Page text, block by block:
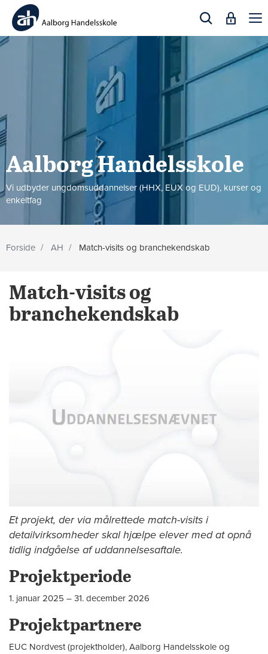
Aalborg Handels­skole
Vi udbyder ungdomsuddannelser (HHX, EUX og EUD), kurser og
enkeltfag
Forside AH Match-visits og branchekendskab
Match-visits og
branchekendskab
Et projekt, der via målrettede match-visits i
detailvirksomheder skal hjælpe elever med at opnå
tidlig indgåelse af uddannelsesaftale.
Projektperiode
1. januar 2025 – 31. december 2026
Projektpartnere
EUC Nordvest (projektholder), Aalborg Handelsskole og